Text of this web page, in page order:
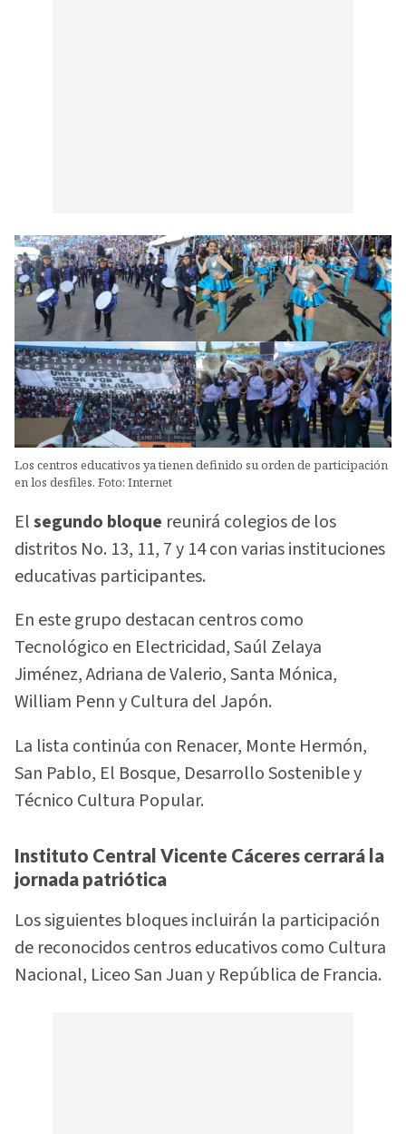
Los centros educativos ya tienen definido su orden de participación
en los desfiles. Foto: Internet
Elsegundo bloque reunirá colegios de los
distritos No. 13, 11, 7 y 14 con varias instituciones
educativas participantes.
En este grupo destacan centros como
Tecnológico en Electricidad, Saúl Zelaya
Jiménez, Adriana de Valerio, Santa Mónica,
William Penn y Cultura del Japón.
La lista continúa con Renacer, Monte Hermón,
San Pablo, El Bosque, Desarrollo Sostenible y
Técnico Cultura Popular.
Instituto Central Vicente Cáceres cerrará la
jornada patriótica
Los siguientes bloques incluirán la participación
de reconocidos centros educativos como Cultura
Nacional, Liceo San Juan y República de Francia.